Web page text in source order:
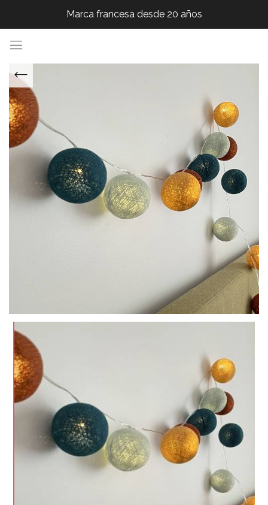
Marca francesa desde 20 años
Marca francesa desde 20 años